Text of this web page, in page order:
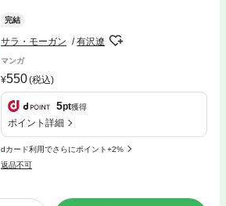
完結
サラ・モーガン 有沢遼
マンガ
550(税込)
5pt獲得
ポイント詳細
dカード利用でさらにポイント+2%
返品不可